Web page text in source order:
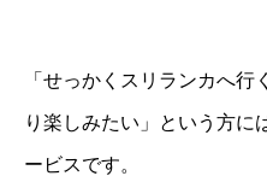
「せっかくスリランカへ
り楽しみたい」という方に
ービスです。